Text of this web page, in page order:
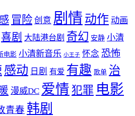
冒险 创意 剧情 动作 动画
喜剧 大陆港台剧 奇幻 安静 小清
电影 小清新音乐 小王子 怀念 恐怖
感动 日剧 有爱 有趣 歌单 治
漫威DC 爱情 犯罪 电影
青春 韩剧